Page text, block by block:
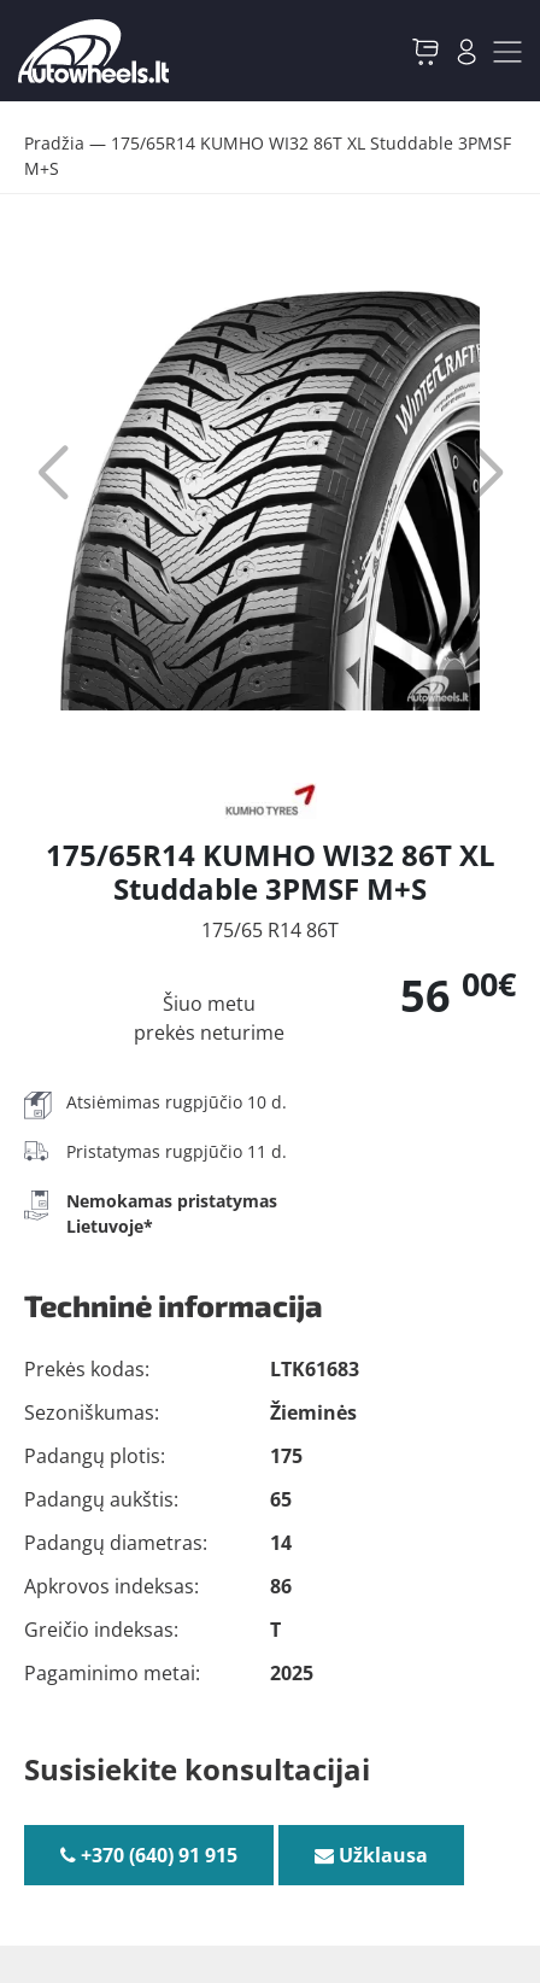
Pradžia — 175/65R14 KUMHO WI32 86T XL Studdable 3PMSF
M+S
175/65R14 KUMHO WI32 86T XL
Studdable 3PMSF M+S
175/65 R14 86T
56 00€
Šiuo metu
prekės neturime
Atsiėmimas rugpjūčio 10 d.
Pristatymas rugpjūčio 11 d.
Nemokamas pristatymas
Lietuvoje*
Techninė informacija
Prekės kodas:
LTK61683
Sezoniškumas:
Žieminės
Padangų plotis:
175
Padangų aukštis:
65
Padangų diametras:
14
Apkrovos indeksas:
86
Greičio indeksas:
T
Pagaminimo metai:
2025
Susisiekite konsultacijai
+370 (640) 91 915 Užklausa